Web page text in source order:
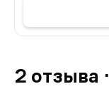
2 отзыва ·